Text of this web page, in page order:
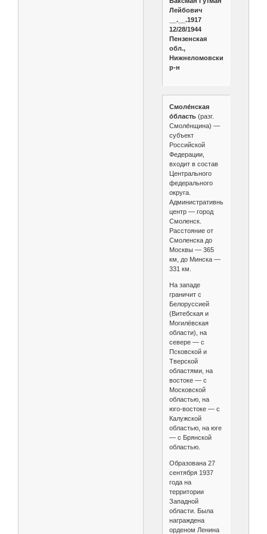
Лейбович
__.__.1917
12/28/1944
Пензенская
обл.,
Нижнеломовский
р-н
Смоле́нская
о́бласть(разг.
Смоле́нщина) —
субъект
Российской
Федерации,
входит в состав
Центрального
федерального
округа.
Административный
центр — город
Смоленск.
Расстояние от
Смоленска до
Москвы — 365
км, до Минска —
331 км.
На западе
граничит с
Белоруссией
(Витебская и
Могилёвская
области), на
севере — с
Псковской и
Тверской
областями, на
востоке — с
Московской
областью, на
юго-востоке — с
Калужской
областью, на юге
— с Брянской
областью.
Образована 27
сентября 1937
года на
территории
Западной
области. Была
награждена
орденом Ленина